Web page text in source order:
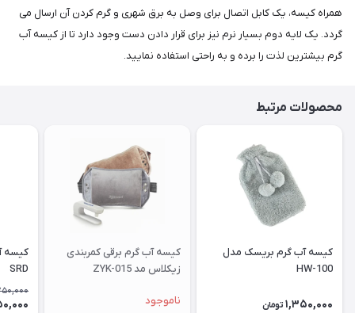
همراه کیسه، یک کابل اتصال برای وصل به برق شهری و گرم کردن آن ارسال می
گردد. یک لایه دوم بسیار نرم نیز برای قرار دادن دست وجود دارد تا از کیسه آب
گرم بیشترین لذت را برده و به راحتی استفاده نمایید.
محصولات مرتبط
کیسه آب گرم بریسک مدل
HW-100
1,350,000 تومان
کیسه آب گرم برقی کمربندی
زیکلاس مد ZYK-015
ناموجود
کیسه
SRD